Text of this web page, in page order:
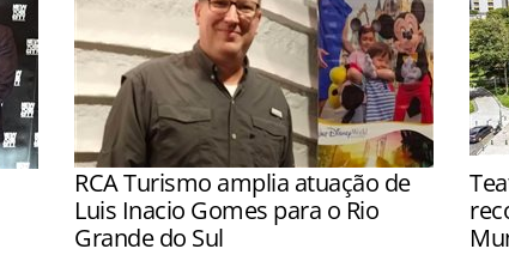
RCA Turismo amplia atuação de
Luis Inacio Gomes para o Rio
Grande do Sul